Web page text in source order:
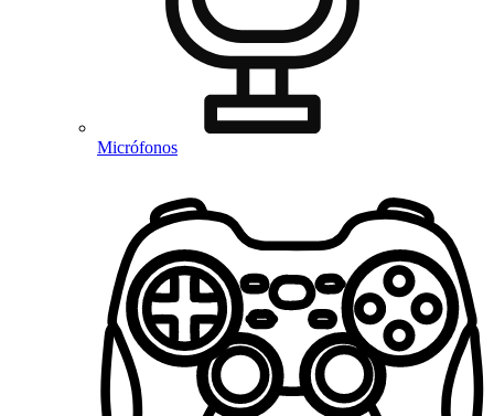
Micrófonos